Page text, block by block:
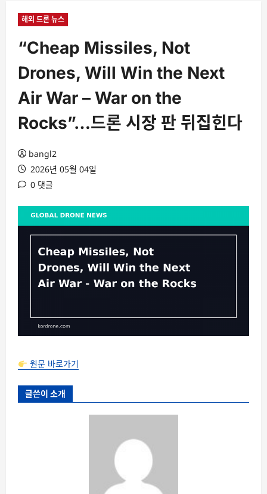
해외 드론 뉴스
“Cheap Missiles, Not
Drones, Will Win the Next
Air War – War on the
Rocks”…드론 시장 판 뒤집힌다
bangl2
2026년 05월 04일
0 댓글
원문 바로가기
글쓴이 소개